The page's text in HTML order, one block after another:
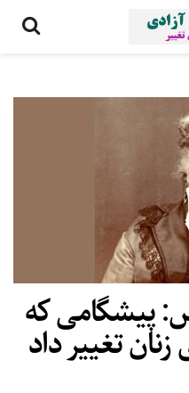
پیشگامی که
تغییر داد